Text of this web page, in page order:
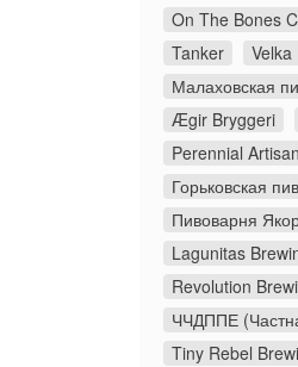
On The Bones
Tanker
Малаховская
Ægir Bryggeri
Perennial
Горьковская
Пивоварня
Lagunitas
Revolution
ЧЧДППЕ
Tiny Rebel